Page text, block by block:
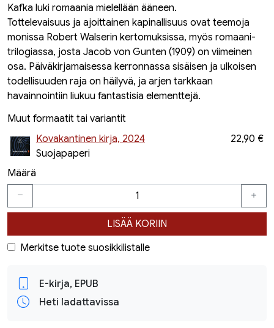
Kafka luki romaania mielellään ääneen.
Tottelevaisuus ja ajoittainen kapinallisuus ovat teemoja
monissa Robert Walserin kertomuksissa, myös romaani-
trilogiassa, josta Jacob von Gunten (1909) on viimeinen
osa. Päiväkirjamaisessa kerronnassa sisäisen ja ulkoisen
todellisuuden raja on häilyvä, ja arjen tarkkaan
havainnointiin liukuu fantastisia elementtejä.
Muut formaatit tai variantit
Kovakantinen kirja, 2024
Suojapaperi
22,90 €
Määrä
LISÄÄ KORIIN
Merkitse tuote suosikkilistalle
E-kirja, EPUB
Heti ladattavissa